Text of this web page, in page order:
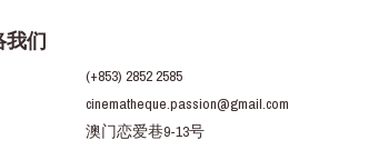
我们
(+853) 2852 2585
cinematheque.passion@gmail.com
澳门恋爱巷9-13号